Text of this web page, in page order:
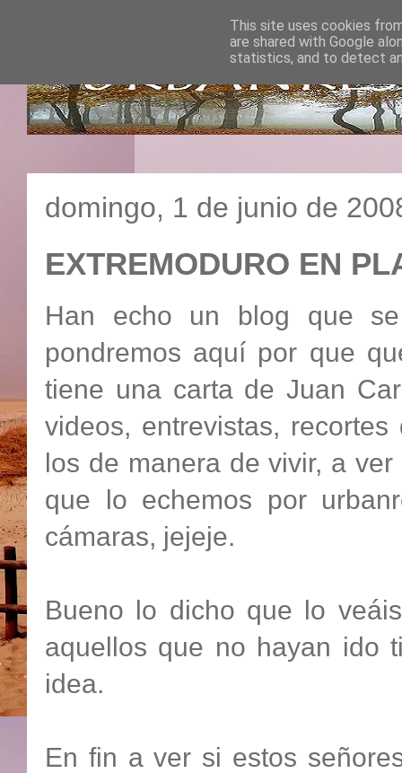
domingo, 1 de junio de
EXTREMODURO EN
Han echo un blog que
pondremos aquí por que
tiene una carta de Juan
videos, entrevistas,
los de manera de vivir, a ver
que lo echemos por
cámaras, jejeje.
Bueno lo dicho que lo veáis
aquellos que no hayan ido
idea.
En fin a ver si estos
This site uses cookies
are shared with Google
statistics, and to detect